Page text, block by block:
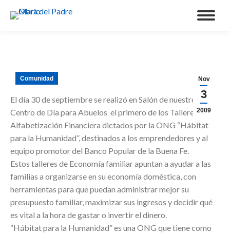
Nov
3
2009
Comunidad
El día 30 de septiembre se realizó en Salón de nuestro
Centro de Día para Abuelos el primero de los Talleres de
Alfabetización Financiera dictados por la ONG “Hábitat
para la Humanidad”, destinados a los emprendedores y al
equipo promotor del Banco Popular de la Buena Fe.
Estos talleres de Economía familiar apuntan a ayudar a las
familias a organizarse en su economía doméstica, con
herramientas para que puedan administrar mejor su
presupuesto familiar, maximizar sus ingresos y decidir qué
es vital a la hora de gastar o invertir el dinero.
“Hábitat para la Humanidad” es una ONG que tiene como